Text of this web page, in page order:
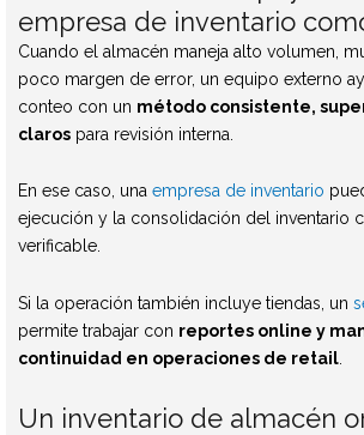
empresa de inventario
Cuando el almacén maneja alto volumen,
poco margen de error, un equipo externo
conteo con un método consistente,
claros para revisión interna.
En ese caso, una empresa de inventario
ejecución y la consolidación del inventario
verificable.
Si la operación también incluye tiendas, un
permite trabajar con reportes online y
continuidad en operaciones de retail
Un inventario de almacén